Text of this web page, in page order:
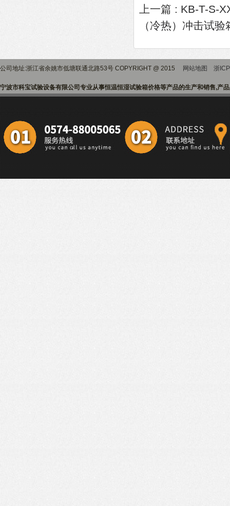
上一篇 : KB-T-S-
（冷热）冲击试验
公司地址:浙江省余姚市低塘联通北路53号 COPYRIGHT @ 2015 网站地图 浙
宁波市科宝试验设备有限公司专业从事恒温恒湿试验箱价格等产品的生产和销售,产